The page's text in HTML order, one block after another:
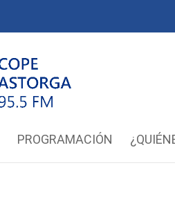
PROGRAMACIÓN